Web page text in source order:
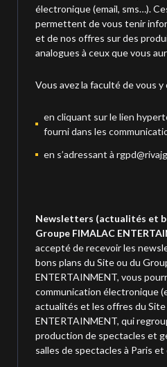
électronique (email, sms…).
permettent de vous tenir
et de nos offres sur des
analogues à ceux que vous
Vous avez la faculté de vous y
en cliquant sur le lien
fourni dans les
en s’adressant à
Newsletters (actualités et
Groupe FIMALAC
accepté de recevoir les
bons plans du Site ou du
ENTERTAINMENT, vous
communication électronique
actualités et les offres du
ENTERTAINMENT, qui
production de spectacles et
salles de spectacles à Paris